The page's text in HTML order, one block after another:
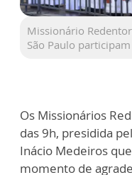
Missionário
São Paulo
Os Missionários
das 9h, presidida
Inácio Medeiros
momento de